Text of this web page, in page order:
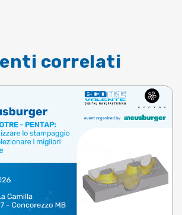
correlati